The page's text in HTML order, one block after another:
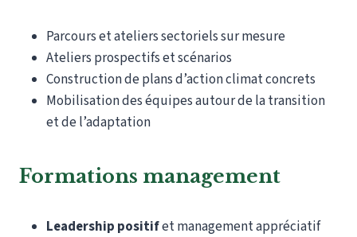
Parcours et ateliers sectoriels sur mesure
Ateliers prospectifs et scénarios
Construction de plans d’action climat concrets
Mobilisation des équipes autour de la transition
et de l’adaptation
Formations management
Leadership positifet management appréciatif